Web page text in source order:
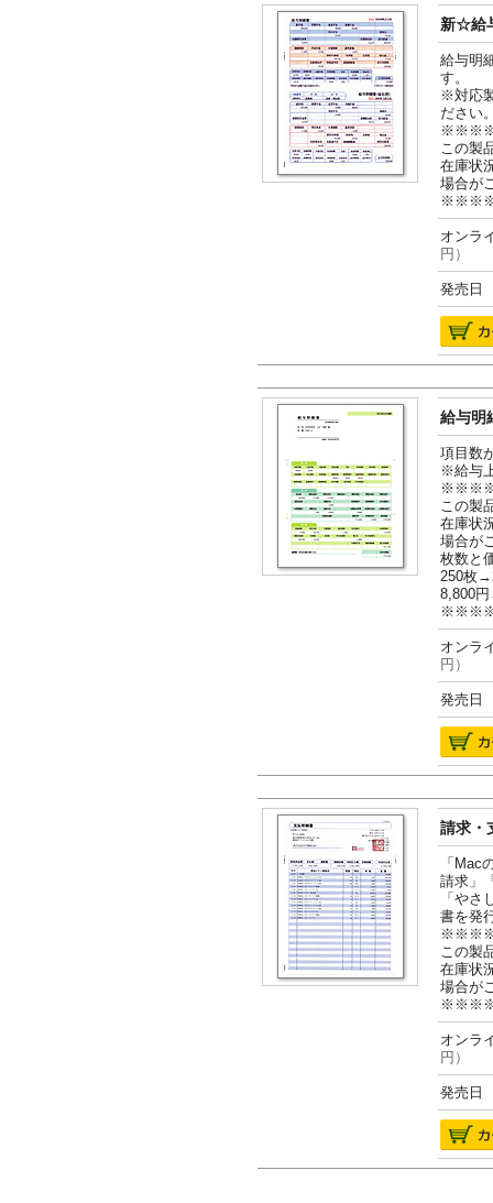
新☆給
給与明
す。
※対応
ださい
この製
在庫状
場合が
オン
円）
発売日
給与明
項目数
※給与
この製
在庫状
場合が
枚数と
250枚
8,800
オン
円）
発売日
請求・
「Mac
請求」
「や
書を発
この製
在庫状
場合が
オン
円）
発売日